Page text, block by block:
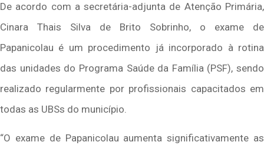
De acordo com a secretária-adjunta de Atenção Primária,
Cinara Thais Silva de Brito Sobrinho, o exame de
Papanicolau é um procedimento já incorporado à rotina
das unidades do Programa Saúde da Família (PSF), sendo
realizado regularmente por profissionais capacitados em
todas as UBSs do município.
“O exame de Papanicolau aumenta significativamente as